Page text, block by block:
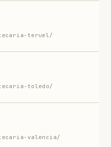
teruel/
toledo/
valencia/